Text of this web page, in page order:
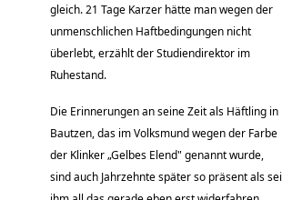
gleich. 21 Tage Karzer hätte man wegen der
unmenschlichen Haftbedingungen nicht
überlebt, erzählt der Studiendirektor im
Ruhestand.
Die Erinnerungen an seine Zeit als Häftling in
Bautzen, das im Volksmund wegen der Farbe
der Klinker „Gelbes Elend" genannt wurde,
sind auch Jahrzehnte später so präsent als sei